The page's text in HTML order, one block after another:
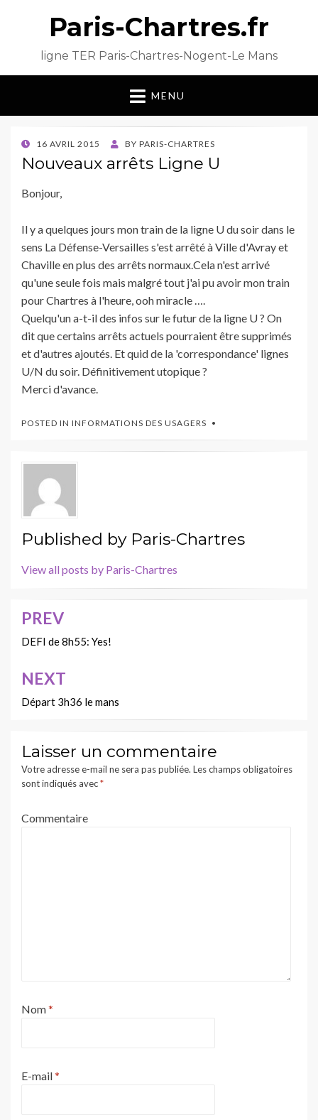
Paris-Chartres.fr
ligne TER Paris-Chartres-Nogent-Le Mans
MENU
POSTED
ON
16 AVRIL 2015 BY PARIS-CHARTRES
Nouveaux arrêts Ligne U
Bonjour,
Il y a quelques jours mon train de la ligne U du soir dans le
sens La Défense-Versailles s'est arrêté à Ville d'Avray et
Chaville en plus des arrêts normaux.Cela n'est arrivé
qu'une seule fois mais malgré tout j'ai pu avoir mon train
pour Chartres à l'heure, ooh miracle ….
Quelqu'un a-t-il des infos sur le futur de la ligne U ? On
dit que certains arrêts actuels pourraient être supprimés
et d'autres ajoutés. Et quid de la 'correspondance' lignes
U/N du soir. Définitivement utopique ?
Merci d'avance.
POSTED IN INFORMATIONS DES USAGERS
Published by Paris-Chartres
View all posts by Paris-Chartres
Navigation
de
l’article
PREV
DEFI de 8h55: Yes!
NEXT
Départ 3h36 le mans
Laisser un commentaire
Votre adresse e-mail ne sera pas publiée. Les champs obligatoires
sont indiqués avec*
Commentaire
Nom*
E-mail*